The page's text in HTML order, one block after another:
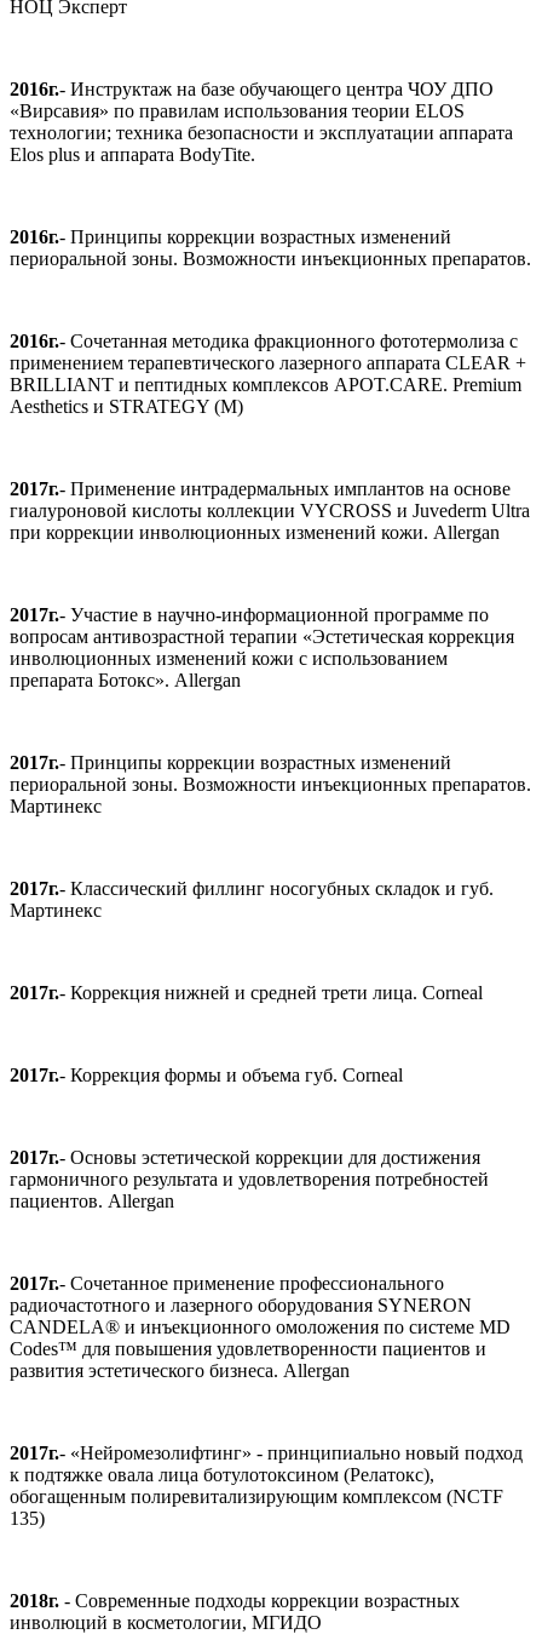
НОЦ Эксперт
2016г.- Инструктаж на базе обучающего центра ЧОУ ДПО
«Вирсавия» по правилам использования теории ELOS
технологии; техника безопасности и эксплуатации аппарата
Elos plus и аппарата BodyTite.
2016г.- Принципы коррекции возрастных изменений
периоральной зоны. Возможности инъекционных препаратов.
2016г.- Сочетанная методика фракционного фототермолиза с
применением терапевтического лазерного аппарата CLEAR +
BRILLIANT и пептидных комплексов APOT.CARE. Premium
Aesthetics и STRATEGY (M)
2017г.- Применение интрадермальных имплантов на основе
гиалуроновой кислоты коллекции VYCROSS и Juvederm Ultra
при коррекции инволюционных изменений кожи. Allergan
2017г.- Участие в научно-информационной программе по
вопросам антивозрастной терапии «Эстетическая коррекция
инволюционных изменений кожи с использованием
препарата Ботокс». Allergan
2017г.- Принципы коррекции возрастных изменений
периоральной зоны. Возможности инъекционных препаратов.
Мартинекс
2017г.- Классический филлинг носогубных складок и губ.
Мартинекс
2017г.- Коррекция нижней и средней трети лица. Corneal
2017г.- Коррекция формы и объема губ. Corneal
2017г.- Основы эстетической коррекции для достижения
гармоничного результата и удовлетворения потребностей
пациентов. Allergan
2017г.- Сочетанное применение профессионального
радиочастотного и лазерного оборудования SYNERON
CANDELA® и инъекционного омоложения по системе MD
Codes™ для повышения удовлетворенности пациентов и
развития эстетического бизнеса. Allergan
2017г.- «Нейромезолифтинг» - принципиально новый подход
к подтяжке овала лица ботулотоксином (Релатокс),
обогащенным полиревитализирующим комплексом (NCTF
135)
2018г. - Современные подходы коррекции возрастных
инволюций в косметологии, МГИДО